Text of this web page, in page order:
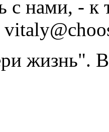
с нами, - к
жизнь".